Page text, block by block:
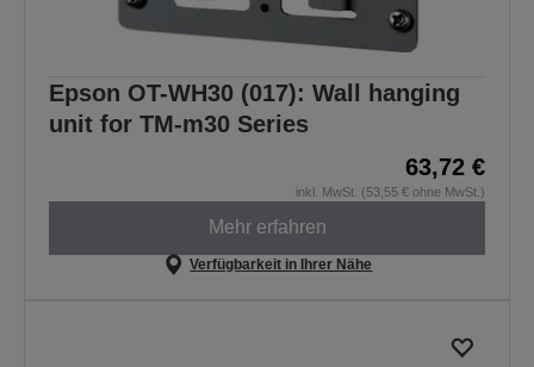
Epson OT-WH30 (017): Wall hanging
unit for TM-m30 Series
63,72 €
inkl. MwSt. (53,55 € ohne MwSt.)
Mehr erfahren
Verfügbarkeit in Ihrer Nähe